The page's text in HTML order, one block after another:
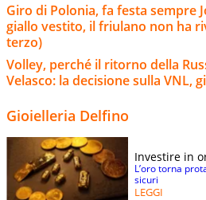
Giro di Polonia, fa festa sempre
giallo vestito, il friulano non ha
terzo)
Volley, perché il ritorno della
Velasco: la decisione sulla VNL,
Gioielleria Delfino
Investire in
L’oro torna
sicuri
LEGGI